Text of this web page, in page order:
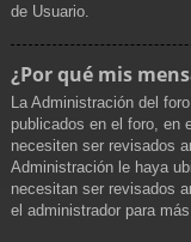
de Usuario.
¿Por qué mis
La Administración del
publicados en el foro, en
necesiten ser revisados
Administración le haya
necesitan ser revisados
el administrador para